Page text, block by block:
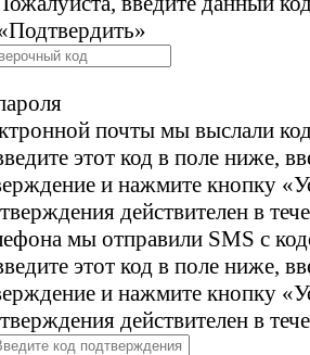
почты мы выслали
этот код в поле ниже,
и нажмите кнопку
действителен в
мы отправили SMS с
этот код в поле ниже,
и нажмите кнопку
действителен в